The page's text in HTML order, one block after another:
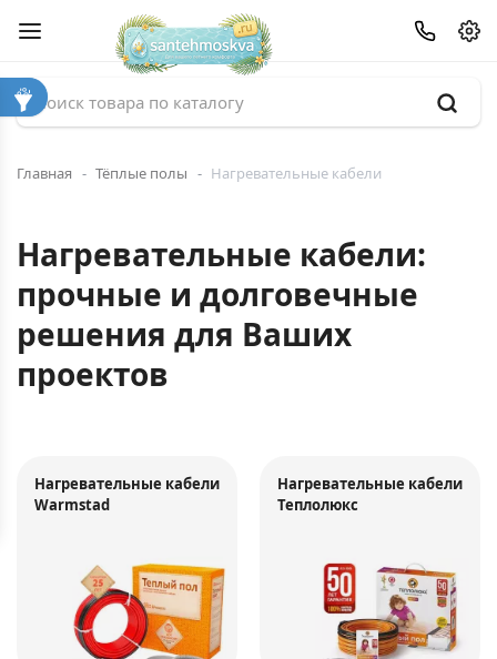
Главная Тёплые полы Нагревательные кабели
Нагревательные кабели:
прочные и долговечные
решения для Ваших
проектов
Нагревательные кабели
Warmstad
Нагревательные кабели
Теплолюкс